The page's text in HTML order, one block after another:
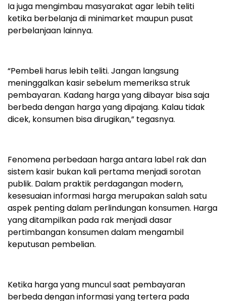
Ia juga mengimbau masyarakat agar lebih teliti
ketika berbelanja di minimarket maupun pusat
perbelanjaan lainnya.
“Pembeli harus lebih teliti. Jangan langsung
meninggalkan kasir sebelum memeriksa struk
pembayaran. Kadang harga yang dibayar bisa saja
berbeda dengan harga yang dipajang. Kalau tidak
dicek, konsumen bisa dirugikan,” tegasnya.
Fenomena perbedaan harga antara label rak dan
sistem kasir bukan kali pertama menjadi sorotan
publik. Dalam praktik perdagangan modern,
kesesuaian informasi harga merupakan salah satu
aspek penting dalam perlindungan konsumen. Harga
yang ditampilkan pada rak menjadi dasar
pertimbangan konsumen dalam mengambil
keputusan pembelian.
Ketika harga yang muncul saat pembayaran
berbeda dengan informasi yang tertera pada